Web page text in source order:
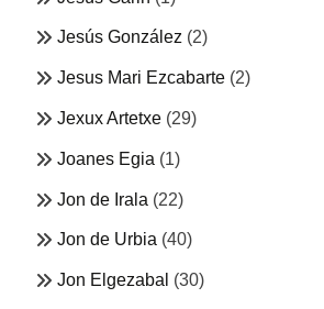
Jesús González (2)
Jesus Mari Ezcabarte (2)
Jexux Artetxe (29)
Joanes Egia (1)
Jon de Irala (22)
Jon de Urbia (40)
Jon Elgezabal (30)